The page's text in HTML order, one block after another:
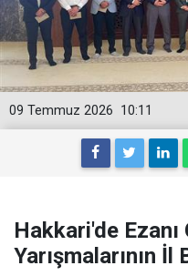
10:11
09 Temmuz 2026
Hakkari'de Ezanı
Yarışmalarının